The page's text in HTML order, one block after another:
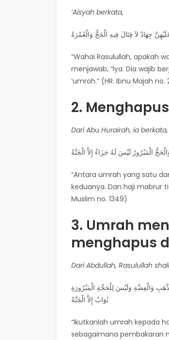
‘Aisyah berkata,
“Wahai Rasulullah, apakah
menjawab, “Iya. Dia wajib
‘umroh.” (HR. Ibnu Majah
2.
Dari Abu Hurairah, ia
الْمَبْرُورُ لَيْسَ لَهُ جَزَاءٌ إِلاَّ الْجَنَّةُ
“Antara umrah yang satu
keduanya. Dan haji mabrur
Muslim no. 1349)
3. Umrah
menghapus
Dari Abdullah, Rasulullah
وَالْفِضَّةِ وَلَيْسَ لِلْحَجَّةِ الْمَبْرُورَةِ
ثَوَابٌ إِلاَّ الْجَنَّةُ
“Ikutkanlah umrah kepada
sebagaimana pembakaran